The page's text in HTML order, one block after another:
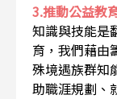
3.推動公益教
知識與技能是
育，我們藉由
殊境遇族群知
助職涯規劃、